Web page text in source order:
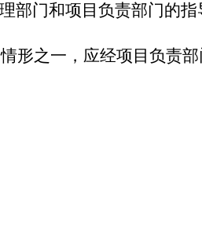
部门和项目负责部门的指
形之一，应经项目负责